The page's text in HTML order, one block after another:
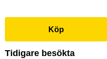
Köp
Tidigare besökta